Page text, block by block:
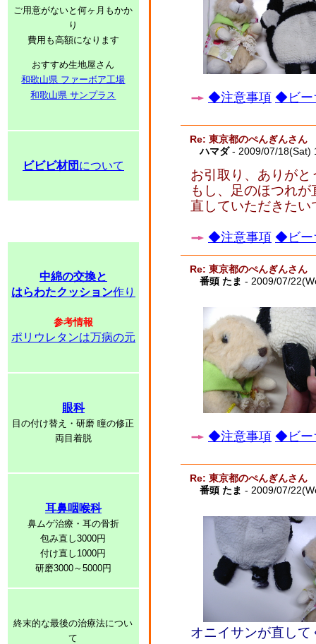
ご用意がないと何ヶ月もかか
り
費用も高額になります
おすすめ生地屋さん
和歌山県 ファーボア工場
和歌山県 サンプラス
ビビビ材団 について
中綿の交換と
はらわたクッション作り
参考情報
ポリウレタンは万病の元
眼科
目の付け替え・研磨 瞳の修正
両目着脱
耳鼻咽喉科
鼻ムゲ治療・耳の骨折
包み直し3000円
付け直し1000円
研磨3000～5000円
終末的な最後の治療法につい
て
◆注意事項 ◆ビー
Re: 東京都のぺんぎんさん
ハマダ- 2009/07/18(Sat)
お引取り、ありがと
もし、足のほつれ
直していただきたい
◆注意事項 ◆ビー
Re: 東京都のぺんぎんさん
番頭 たま - 2009/07/
◆注意事項 ◆ビー
Re: 東京都のぺんぎんさん
番頭 たま - 2009/07/
オニイサンが直し